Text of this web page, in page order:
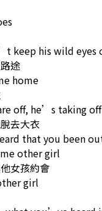
keep his wild eyes
途
home
off, he’s taking
去大衣
that you been
other girl
女孩約會
girl